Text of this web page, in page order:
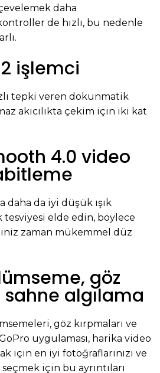
daha
de hızlı, bu nedenle
işlemci
tepki veren dokunmatik
akıcılıkta çekim için iki kat
4.0 video
daha da iyi düşük ışık
tesviyesi elde edin, böylece
zaman mükemmel düz
göz
sahne algılama
göz kırpmaları ve
GoPro uygulaması, harika video
için en iyi fotoğraflarınızı ve
seçmek için bu ayrıntıları